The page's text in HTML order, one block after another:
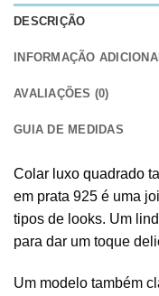
DESCRIÇÃO
INFORMAÇÃO
AVALIAÇÕES (0)
GUIA DE MEDIDAS
Colar luxo quadrado
em prata 925 é uma
tipos de looks. Um
para dar um toque
Um modelo também